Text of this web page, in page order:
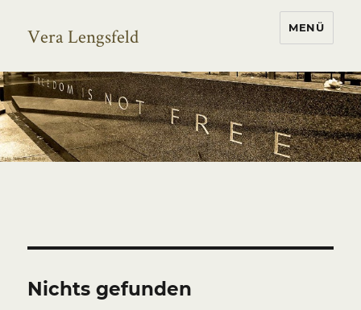
Vera Lengsfeld MENÜ
Nichts gefunden